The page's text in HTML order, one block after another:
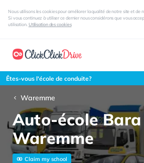
Nous utilisons les cookies pour améliorer la qualité de notre site et de
Si vous continuez à utiliser ce dernier nous considérons que vous
utilisation. Utilisation des cookies
Êtes-vous l'école de conduite?
Waremme
Auto-école Bara
Waremme
Claim my school